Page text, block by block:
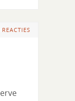
REACTIES